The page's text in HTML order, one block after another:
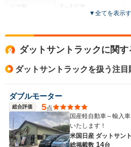
サイズ
(全長x全幅x全高)
2～4ドア
全高
-m
ホイールベース
-m
▼全てを表示
ダットサントラックに関す
ダットサントラックを扱う注目
ダブルモーター
総合評価 5点
国産軽自動車～輸入
いたします！
米国日産 ダットサン
総掲載数 14台